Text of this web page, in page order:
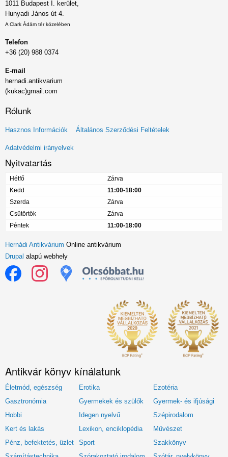
1011 Budapest I. kerület,
Hunyadi János út 4.
A Clark Ádám tér közelében
Telefon
+36 (20) 988 0374
E-mail
hernadi.antikvarium
(kukac)gmail.com
Rólunk
Lábléc
menü
Hasznos Információk Általános Szerződési Feltételek
Adatvédelmi irányelvek
Nyitvatartás
Hétfő
Zárva
Kedd
11:00-18:00
Szerda
Zárva
Csütörtök
Zárva
Péntek
11:00-18:00
Hernádi Antikvárium Online antikvárium
Drupal alapú webhely
Antikvár könyv kínálatunk
Életmód, egészség Erotika
Ezotéria
Gasztronómia
Gyermekek és szülők
Gyermek- és ifjúsági
Hobbi
Idegen nyelvű
Szépirodalom
Kert és lakás
Lexikon, enciklopédia
Művészet
Pénz, befektetés, üzlet
Sport
Szakkönyv